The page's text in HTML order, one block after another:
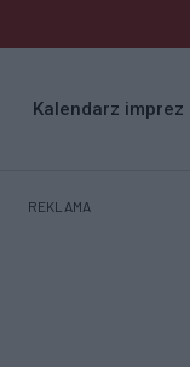
Kalendarz imprez
REKLAMA